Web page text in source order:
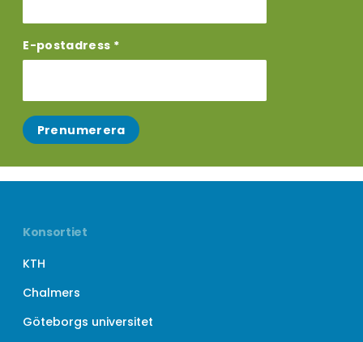
E-postadress *
Prenumerera
Konsortiet
KTH
Chalmers
Göteborgs universitet